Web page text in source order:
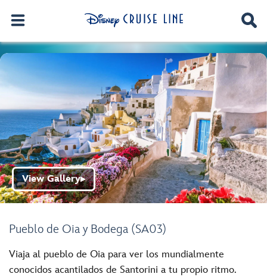
Pueblo de Oia y Bodega (SA03)
View Gallery▶
Viaja al pueblo de Oia para ver los mundialmente
conocidos acantilados de Santorini a tu propio ritmo.